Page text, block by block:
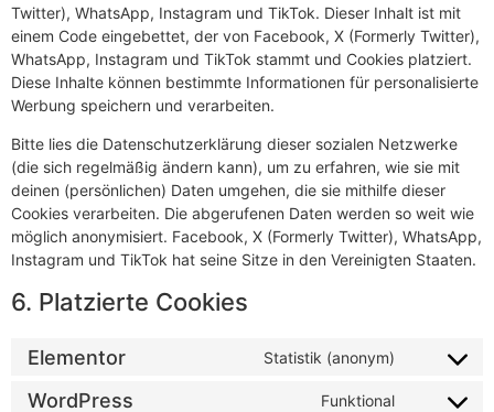
Twitter), WhatsApp, Instagram und TikTok. Dieser Inhalt ist mit
einem Code eingebettet, der von Facebook, X (Formerly Twitter),
WhatsApp, Instagram und TikTok stammt und Cookies platziert.
Diese Inhalte können bestimmte Informationen für personalisierte
Werbung speichern und verarbeiten.
Bitte lies die Datenschutzerklärung dieser sozialen Netzwerke
(die sich regelmäßig ändern kann), um zu erfahren, wie sie mit
deinen (persönlichen) Daten umgehen, die sie mithilfe dieser
Cookies verarbeiten. Die abgerufenen Daten werden so weit wie
möglich anonymisiert. Facebook, X (Formerly Twitter), WhatsApp,
Instagram und TikTok hat seine Sitze in den Vereinigten Staaten.
6. Platzierte Cookies
Elementor Statistik (anonym)
WordPress Funktional